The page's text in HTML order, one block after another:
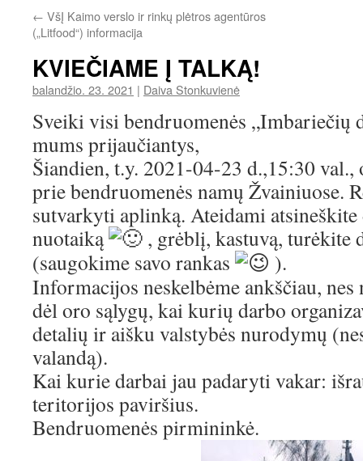
← VšĮ Kaimo verslo ir rinkų plėtros agentūros
(„Litfood“) informacija
KVIEČIAME Į TALKĄ!
balandžio. 23. 2021 | Daiva Stonkuvienė
Sveiki visi bendruomenės „Imbariečių
mums prijaučiantys,
Šiandien, t.y. 2021-04-23 d.,15:30 val.,
prie bendruomenės namų Žvainiuose.
sutvarkyti aplinką. Ateidami
nuotaiką
, grėblį, kastuvą, turėkite
(saugokime savo rankas
).
Informacijos neskelbėme ankščiau,
dėl oro sąlygų, kai kurių darbo
detalių ir aišku valstybės nurodymų
valandą).
Kai kurie darbai jau padaryti vakar:
teritorijos paviršius.
Bendruomenės pirmininkė.